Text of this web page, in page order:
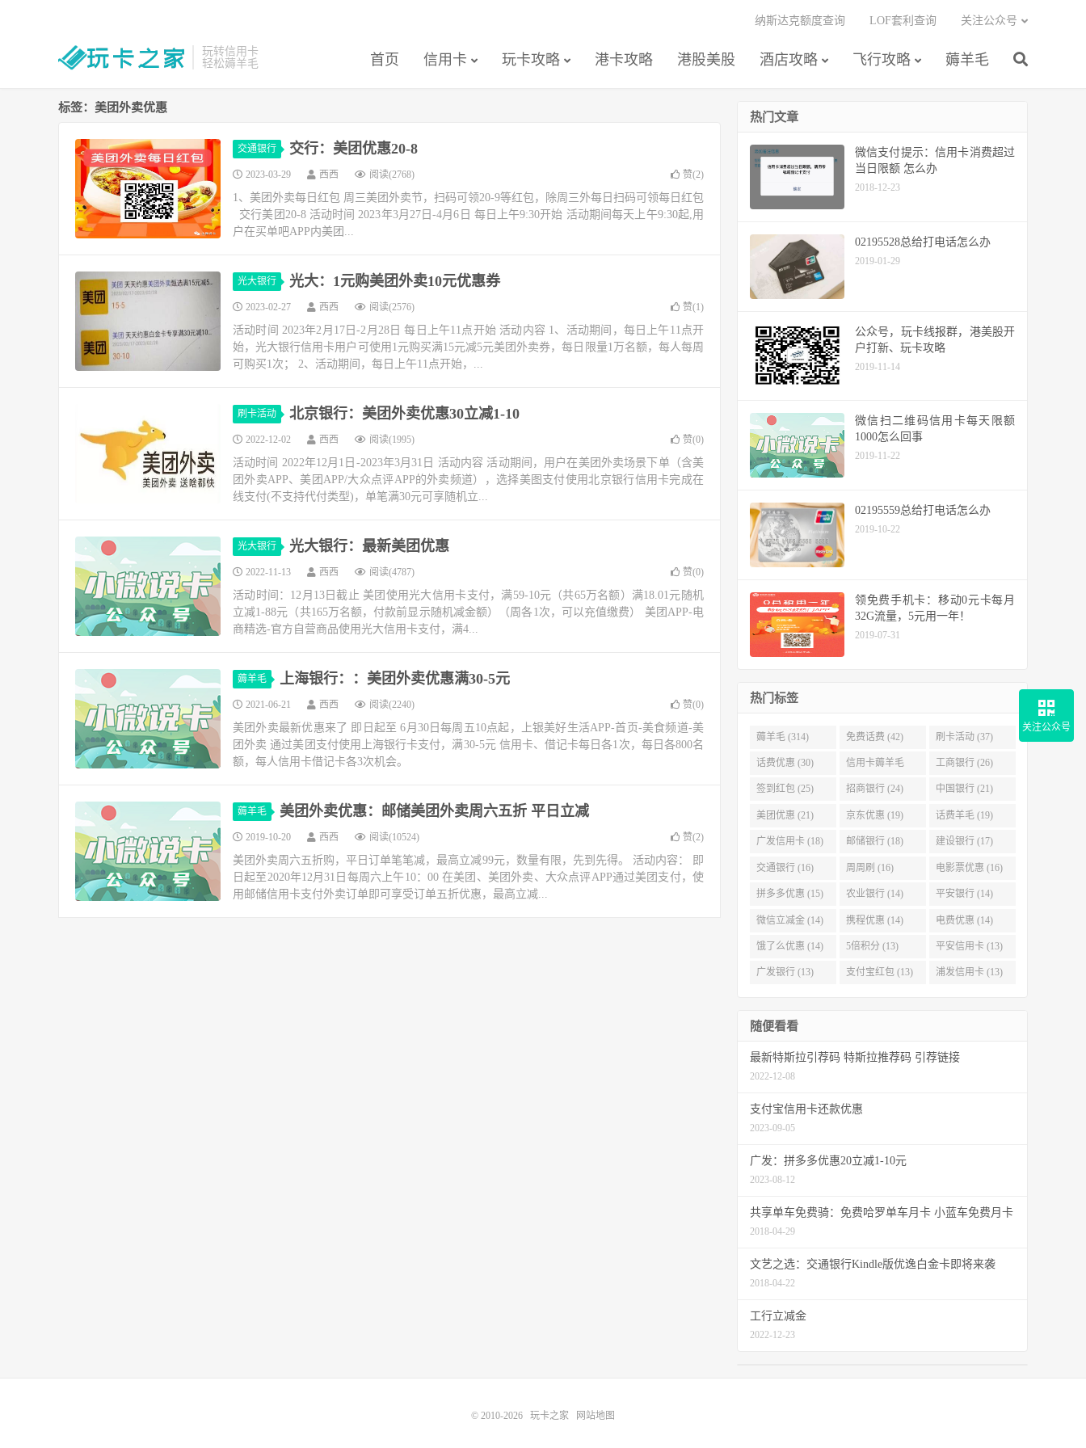
玩转信用卡
轻松薅羊毛
首页 信用卡 玩卡攻略 港卡攻略 港股美股 酒店攻略 飞行攻略 薅羊毛
纳斯达克额度查询 LOF套利查询 关注公众号
标签：美团外卖优惠
交通银行 交行：美团优惠20-8
2023-03-29 西西 阅读(2768) 赞(2)
1、美团外卖每日红包 周三美团外卖节，扫码可领20-9等红包，除周三外每日扫码可领每日红包
交行美团20-8 活动时间 2023年3月27日-4月6日 每日上午9:30开始 活动期间每天上午9:30起,用
户在买单吧APP内美团...
光大银行 光大：1元购美团外卖10元优惠券
2023-02-27 西西 阅读(2576) 赞(1)
活动时间 2023年2月17日-2月28日 每日上午11点开始 活动内容 1、活动期间，每日上午11点开
始，光大银行信用卡用户可使用1元购买满15元减5元美团外卖券，每日限量1万名额，每人每周
可购买1次； 2、活动期间，每日上午11点开始，...
刷卡活动 北京银行：美团外卖优惠30立减1-10
2022-12-02 西西 阅读(1995) 赞(0)
活动时间 2022年12月1日-2023年3月31日 活动内容 活动期间，用户在美团外卖场景下单（含美
团外卖APP、美团APP/大众点评APP的外卖频道），选择美图支付使用北京银行信用卡完成在
线支付(不支持代付类型)，单笔满30元可享随机立...
光大银行 光大银行：最新美团优惠
2022-11-13 西西 阅读(4787) 赞(0)
活动时间：12月13日截止 美团使用光大信用卡支付，满59-10元（共65万名额）满18.01元随机
立减1-88元（共165万名额，付款前显示随机减金额）（周各1次，可以充值缴费） 美团APP-电
商精选-官方自营商品使用光大信用卡支付，满4...
薅羊毛 上海银行：：美团外卖优惠满30-5元
2021-06-21 西西 阅读(2240) 赞(0)
美团外卖最新优惠来了 即日起至 6月30日每周五10点起，上银美好生活APP-首页-美食频道-美
团外卖 通过美团支付使用上海银行卡支付，满30-5元 信用卡、借记卡每日各1次，每日各800名
额，每人信用卡借记卡各3次机会。
薅羊毛 美团外卖优惠：邮储美团外卖周六五折 平日立减
2019-10-20 西西 阅读(10524) 赞(2)
美团外卖周六五折购，平日订单笔笔减，最高立减99元，数量有限，先到先得。 活动内容： 即
日起至2020年12月31日每周六上午10：00 在美团、美团外卖、大众点评APP通过美团支付，使
用邮储信用卡支付外卖订单即可享受订单五折优惠，最高立减...
热门文章
微信支付提示：信用卡消费超过
当日限额 怎么办
2018-12-23
02195528总给打电话怎么办
2019-01-29
公众号，玩卡线报群，港美股开
户打新、玩卡攻略
2019-11-14
微信扫二维码信用卡每天限额
1000怎么回事
2019-11-22
02195559总给打电话怎么办
2019-10-22
领免费手机卡：移动0元卡每月
32G流量，5元用一年！
2019-07-31
热门标签
薅羊毛 (314) 免费话费 (42) 刷卡活动 (37)
话费优惠 (30) 信用卡薅羊毛
(29)
工商银行 (26)
签到红包 (25) 招商银行 (24) 中国银行 (21)
美团优惠 (21) 京东优惠 (19) 话费羊毛 (19)
广发信用卡 (18) 邮储银行 (18) 建设银行 (17)
交通银行 (16) 周周刷 (16) 电影票优惠 (16)
拼多多优惠 (15) 农业银行 (14) 平安银行 (14)
微信立减金 (14) 携程优惠 (14) 电费优惠 (14)
饿了么优惠 (14) 5倍积分 (13) 平安信用卡 (13)
广发银行 (13) 支付宝红包 (13) 浦发信用卡 (13)
随便看看
最新特斯拉引荐码 特斯拉推荐码 引荐链接
2022-12-08
支付宝信用卡还款优惠
2023-09-05
广发：拼多多优惠20立减1-10元
2023-08-12
共享单车免费骑：免费哈罗单车月卡 小蓝车免费月卡
2018-04-29
文艺之选：交通银行Kindle版优逸白金卡即将来袭
2018-04-22
工行立减金
2022-12-23
© 2010-2026 玩卡之家 网站地图
关注公众号